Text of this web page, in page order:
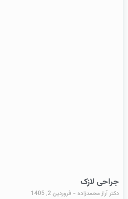
جراحی لازک
دکتر آراز محمدزاده فروردین 2, 1405